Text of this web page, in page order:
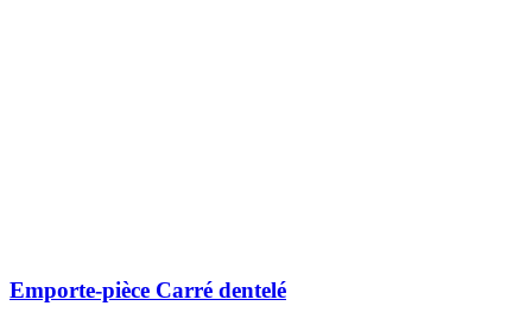
Emporte-pièce Carré dentelé